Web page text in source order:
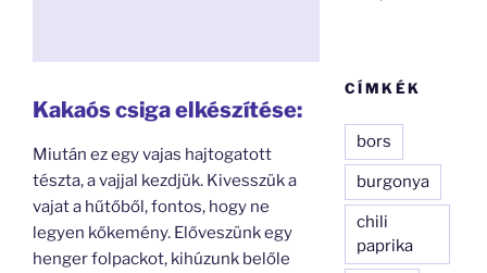
Kakaós csiga elkészítése:
Miután ez egy vajas hajtogatott
tészta, a vajjal kezdjük. Kivesszük a
vajat a hűtőből, fontos, hogy ne
legyen kőkemény. Előveszünk egy
henger folpackot, kihúzunk belőle
CÍMKÉK
bors
burgonya
chili
paprika